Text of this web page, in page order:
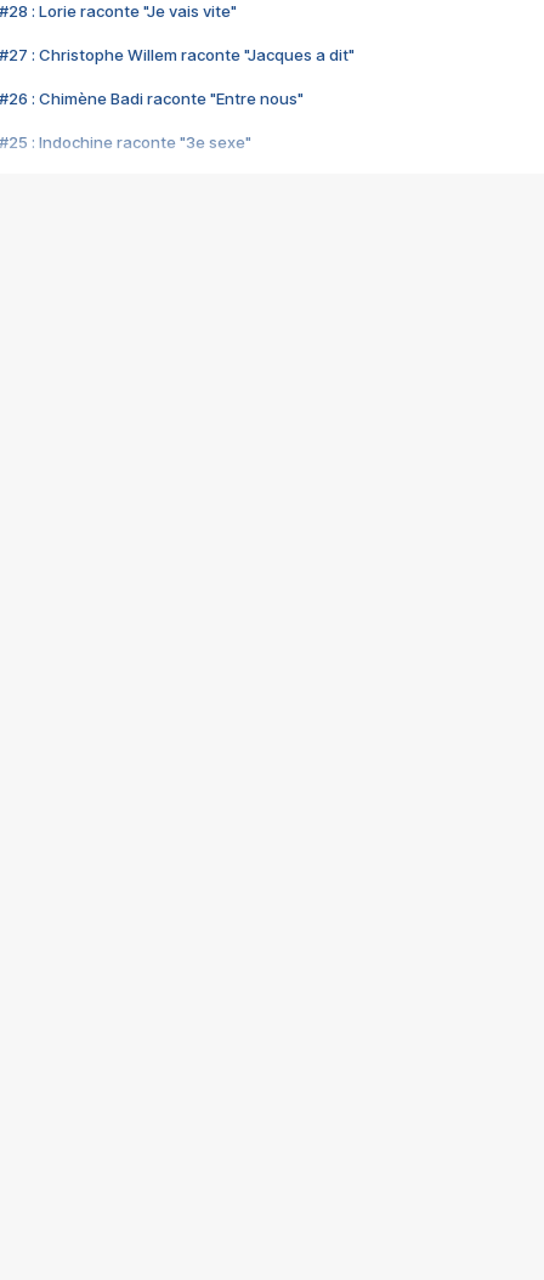
#28 : Lorie raconte "Je vais vite"
#27 : Christophe Willem raconte "Jacques a dit"
#26 : Chimène Badi raconte "Entre nous"
#25 : Indochine raconte "3e sexe"